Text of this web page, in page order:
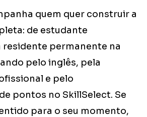
quem quer construir a
de estudante
permanente na
pelo inglês, pela
e pelo
pontos no SkillSelect. Se
para o seu momento,